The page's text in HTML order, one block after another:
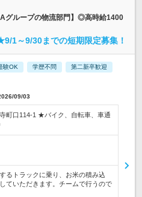
グループの物流部門】◎高時給1400
1～9/30までの短期限定募集！
験OK 学歴不問 第二新卒歓迎
09/03
町口114-1 ★バイク、自転車、車通
るトラックに乗り、お米の積み込
ていただきます。チームで行うので